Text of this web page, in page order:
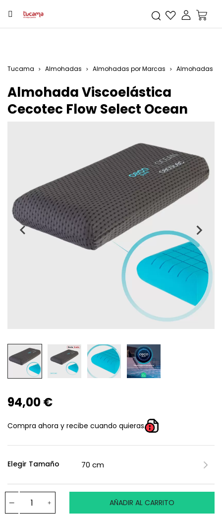
Tucama Almohadas Almohadas por Marcas Almohadas
Almohada Viscoelástica
Cecotec Flow Select Ocean
94,00 €
Compra ahora y recibe cuando quieras
Elegir Tamaño
AÑADIR AL CARRITO